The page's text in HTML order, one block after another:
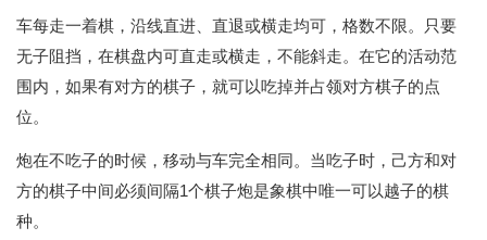
车每走一着棋，沿线直进、直退或横走均可，格数不限。只要
无子阻挡，在棋盘内可直走或横走，不能斜走。在它的活动范
围内，如果有对方的棋子，就可以吃掉并占领对方棋子的点
位。
炮在不吃子的时候，移动与车完全相同。当吃子时，己方和对
方的棋子中间必须间隔1个棋子炮是象棋中唯一可以越子的棋
种。